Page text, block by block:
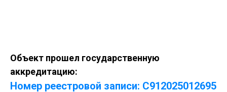
Объект прошел государственную
аккредитацию:
Номер реестровой записи: С912025012695